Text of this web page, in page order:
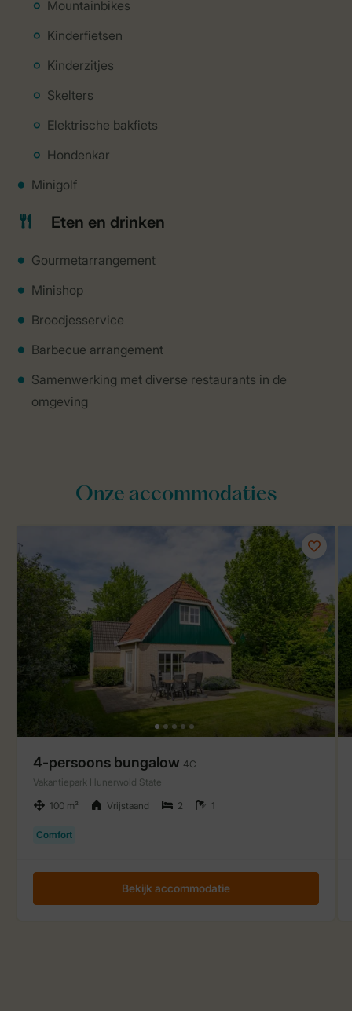
Mountainbikes
Kinderfietsen
Kinderzitjes
Skelters
Elektrische bakfiets
Hondenkar
Minigolf
Eten en drinken
Gourmetarrangement
Minishop
Broodjesservice
Barbecue arrangement
Samenwerking met diverse restaurants in de
omgeving